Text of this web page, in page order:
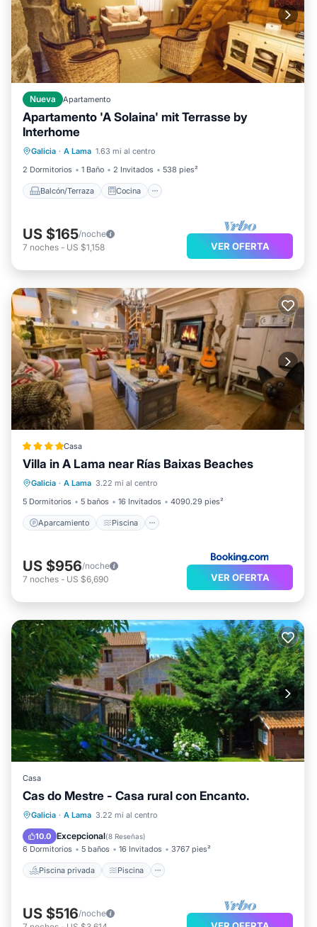
Nueva Apartamento
Apartamento 'A Solaina' mit Terrasse by
Interhome
Galicia · A Lama 1.63 mi al centro
2 Dormitorios
1 Baño 2 Invitados 538 pies²
Balcón/Terraza Cocina
Balcón/Terraza
Se admiten mascotas
US $165/noche
7 noches - US $1,158 VER OFERTA
Casa
Villa in A Lama near Rías Baixas Beaches
Galicia · A Lama 3.22 mi al centro
5 Dormitorios
5 baños 16 Invitados 4090.29 pies²
Aparcamiento Piscina
Aparcamiento
Piscina
Balcón/Terraza
Vistas
US $956/noche
7 noches - US $6,690 VER OFERTA
Casa
Cas do Mestre - Casa rural con Encanto.
Galicia · A Lama 3.22 mi al centro
10.0 Excepcional(8 Reseñas)
6 Dormitorios 5 baños 16 Invitados 3767 pies²
Piscina privada Piscina
Piscina privada
Piscina
Balcón/Terraza
US $516/noche